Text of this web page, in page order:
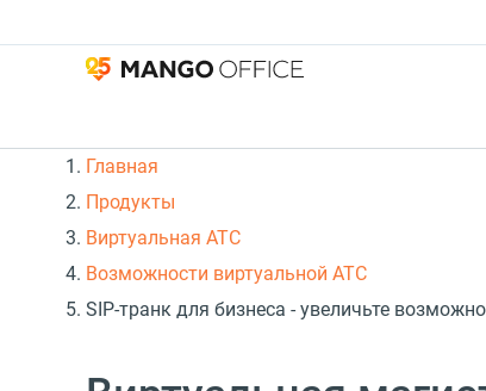
Главная
Продукты
Виртуальная АТС
Возможности виртуальной АТС
SIP-транк для бизнеса - увеличьте